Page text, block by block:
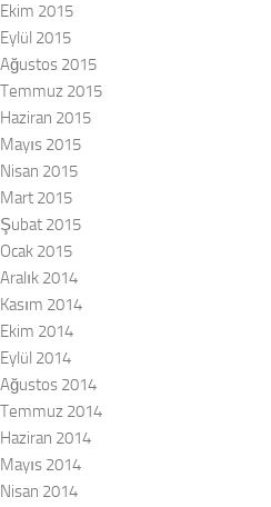
Ekim 2015
Eylül 2015
Ağustos 2015
Temmuz 2015
Haziran 2015
Mayıs 2015
Nisan 2015
Mart 2015
Şubat 2015
Ocak 2015
Aralık 2014
Kasım 2014
Ekim 2014
Eylül 2014
Ağustos 2014
Temmuz 2014
Haziran 2014
Mayıs 2014
Nisan 2014